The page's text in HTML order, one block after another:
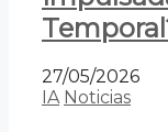
27/05/2026
IA Noticias